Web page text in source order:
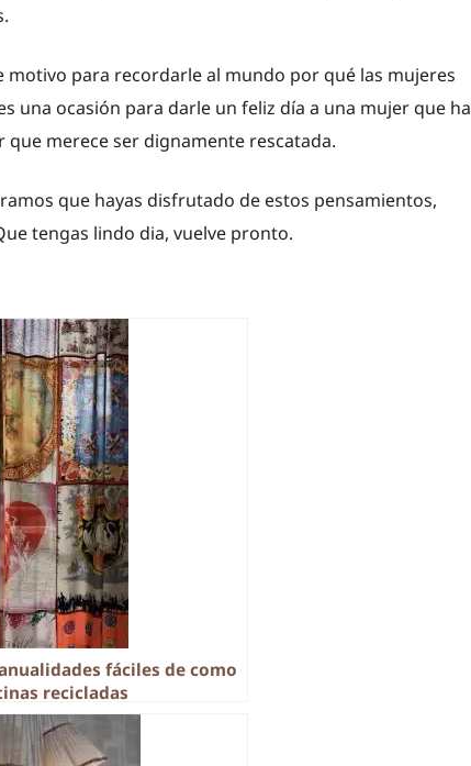
motivo para recordarle al mundo por qué las mujeres
una ocasión para darle un feliz día a una mujer que ha
merece ser dignamente rescatada.
que hayas disfrutado de estos pensamientos,
tengas lindo dia, vuelve pronto.
fáciles de como
recicladas